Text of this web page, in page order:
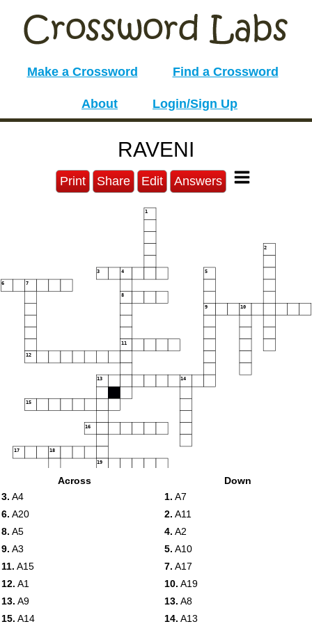
Make a Crossword Find a Crossword
About Login/Sign Up
RAVENI
Print Share Edit Answers
1
2
3 4 5
6 7
8
9 10
11
12
13 14
15
16
17 18
19
Across
3. A4
6. A20
8. A5
9. A3
11. A15
12. A1
13. A9
15. A14
Down
1. A7
2. A11
4. A2
5. A10
7. A17
10. A19
13. A8
14. A13